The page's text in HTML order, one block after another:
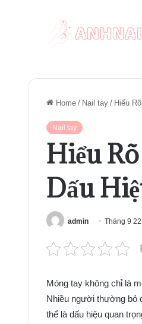
Home / Nail tay / Hiểu
Nail tay
Hiểu
Dấu
admin Tháng 9
Móng tay không chỉ là
Nhiều người thường bỏ
thể là dấu hiệu quan